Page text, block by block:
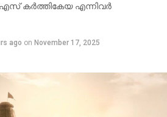
കർത്തികേയ എന്നിവർ
ago on November 17, 2025